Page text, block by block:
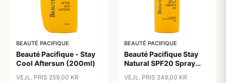
BEAUTÉ PACIFIQUE
Beauté Pacifique - Stay
Cool Aftersun (200ml)
VEJL. PRIS 259,00 KR
BEAUTÉ PACIFIQUE
Beauté Pacifique Stay
Natural SPF20 Spray
VEJL. PRIS 249,00 KR